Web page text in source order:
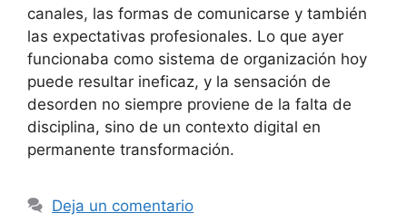
canales, las formas de comunicarse y también
las expectativas profesionales. Lo que ayer
funcionaba como sistema de organización hoy
puede resultar ineficaz, y la sensación de
desorden no siempre proviene de la falta de
disciplina, sino de un contexto digital en
permanente transformación.
Deja un comentario